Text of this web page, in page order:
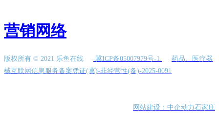
营销网络
版权所有 © 2021 乐鱼在线 冀ICP备05007979号-1
药品、医疗器
械互联网信息服务备案凭证(冀)-非经营性(备)-2025-0091
网站建设：中企动力石家庄